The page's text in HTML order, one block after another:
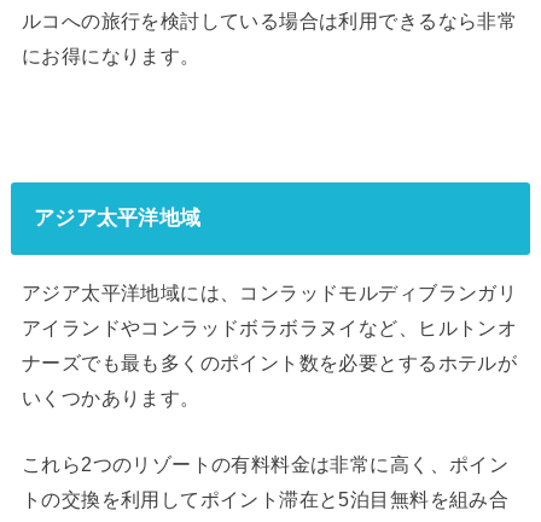
ルコへの旅行を検討している場合は利用できるなら非常
にお得になります。
アジア太平洋地域
アジア太平洋地域には、コンラッドモルディブランガリ
アイランドやコンラッドボラボラヌイなど、ヒルトンオ
ナーズでも最も多くのポイント数を必要とするホテルが
いくつかあります。
これら2つのリゾートの有料料金は非常に高く、ポイン
トの交換を利用してポイント滞在と5泊目無料を組み合